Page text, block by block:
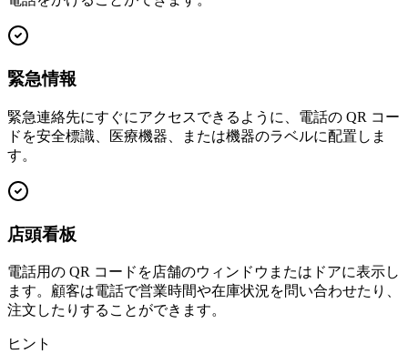
緊急情報
緊急連絡先にすぐにアクセスできるように、電話の QR コー
ドを安全標識、医療機器、または機器のラベルに配置しま
す。
店頭看板
電話用の QR コードを店舗のウィンドウまたはドアに表示し
ます。顧客は電話で営業時間や在庫状況を問い合わせたり、
注文したりすることができます。
ヒント